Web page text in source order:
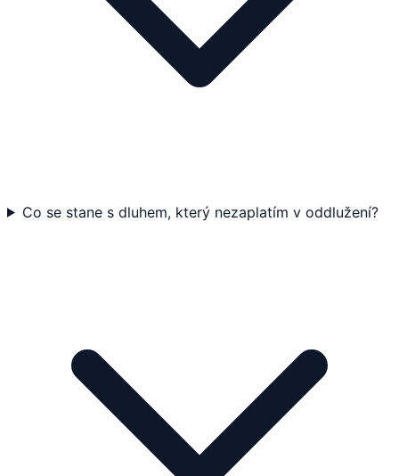
Co se stane s dluhem, který nezaplatím v oddlužení?